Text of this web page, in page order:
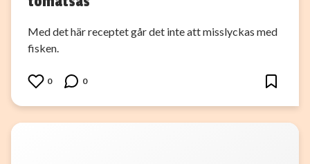
Med det här receptet går det inte att misslyckas med
fisken.
0 0